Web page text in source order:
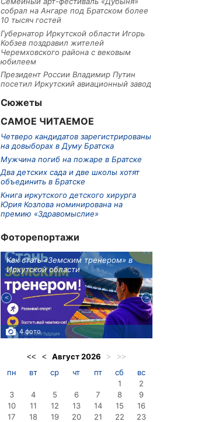
собрал на Ангаре под Братском более
10 тысяч гостей
Губернатор Иркутской области Игорь
Кобзев поздравил жителей
Черемховского района с вековым
юбилеем
Президент России Владимир Путин
посетил Иркутский авиационный завод
Сюжеты
САМОЕ ЧИТАЕМОЕ
Четверо кандидатов зарегистрированы
на довыборах в Думу Братска
Мужчина погиб на пожаре в Братске
Два детских сада и две школы хотят
объединить в Братске
Книга иркутского детского хирурга
Юрия Козлова номинирована на
премию «Здравомыслие»
Фоторепортажи
Как стать «Земским тренером» в
Иркутской области
4 фото
<< < Август2026 > >>
пн вт ср чт пт сб
вс
1
2
3
4 5 6 7 8
9
10
11 12 13 14 15
16
17
18 19 20 21 22 23